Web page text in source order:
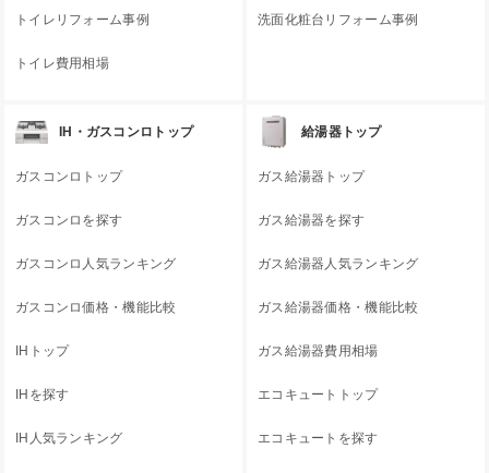
トイレリフォーム事例
トイレ費用相場
洗面化粧台リフォーム事例
IH・ガスコンロトップ
ガスコンロトップ
ガスコンロを探す
ガスコンロ人気ランキング
ガスコンロ価格・機能比較
IHトップ
IHを探す
IH人気ランキング
給湯器トップ
ガス給湯器トップ
ガス給湯器を探す
ガス給湯器人気ランキング
ガス給湯器価格・機能比較
ガス給湯器費用相場
エコキュートトップ
エコキュートを探す